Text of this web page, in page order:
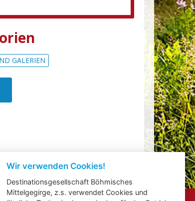
GALERIEN
Wir verwenden Cookies!
Destinationsgesellschaft Böhmisches
Mittelgegirge, z.s. verwendet Cookies und